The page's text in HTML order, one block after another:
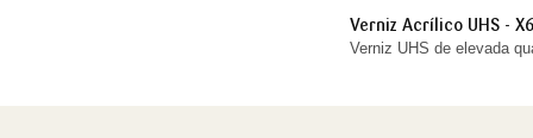
Verniz Acrílico UHS - X6
Verniz UHS de elevada